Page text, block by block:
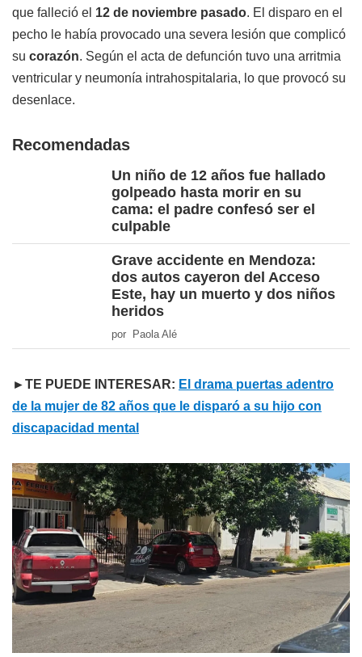
que falleció el 12 de noviembre pasado. El disparo en el
pecho le había provocado una severa lesión que complicó
su corazón. Según el acta de defunción tuvo una arritmia
ventricular y neumonía intrahospitalaria, lo que provocó su
desenlace.
Recomendadas
Un niño de 12 años fue hallado
golpeado hasta morir en su
cama: el padre confesó ser el
culpable
Grave accidente en Mendoza:
dos autos cayeron del Acceso
Este, hay un muerto y dos niños
heridos
por Paola Alé
►TE PUEDE INTERESAR: El drama puertas adentro
de la mujer de 82 años que le disparó a su hijo con
discapacidad mental